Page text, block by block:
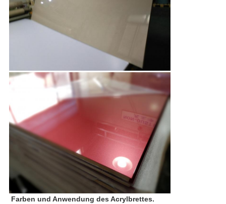
Farben und Anwendung des Acrylbrettes.